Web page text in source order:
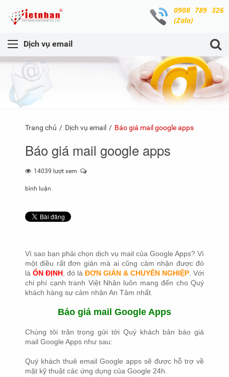
0908 789 326
(Zalo)
Dịch vụ email
Trang chủ Dịch vụ email Báo giá mail google apps
Báo giá mail google apps
14039 lượt xem
bình luận
Vì sao bạn phải chọn dịch vụ mail của Google Apps? Vì
một điều rất đơn giản mà ai cũng cảm nhận được đó
là ỔN ĐỊNH , đó là ĐƠN GIẢN & CHUYÊN NGHIỆP . Với
chi phí cạnh tranh Việt Nhân luôn mang đến cho Quý
khách hàng sự cảm nhận An Tâm nhất.
Báo giá mail Google Apps
Chúng tôi trân trọng gửi tới Quý khách bản báo giá
mail Google Apps như sau:
Quý khách thuê email Google apps sẽ được hỗ trợ về
mặt kỹ thuật các ứng dụng của Google 24h.